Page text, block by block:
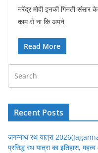
नरेंद्र मोदी इनकी गिनती संसार
काम से ना कि अपने
Read More
Recent Posts
जगन्नाथ रथ यात्रा
प्रसिद्ध रथ यात्रा का इतिहास,